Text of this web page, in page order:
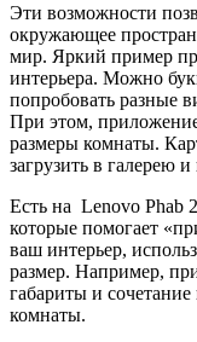
Эти возможности
окружающее
мир. Яркий пример
интерьера. Можно
попробовать разные
При этом,
размеры комнаты.
загрузить в галерею
Есть на Lenovo Phab
которые помогает
ваш интерьер,
размер. Например,
габариты и
комнаты.